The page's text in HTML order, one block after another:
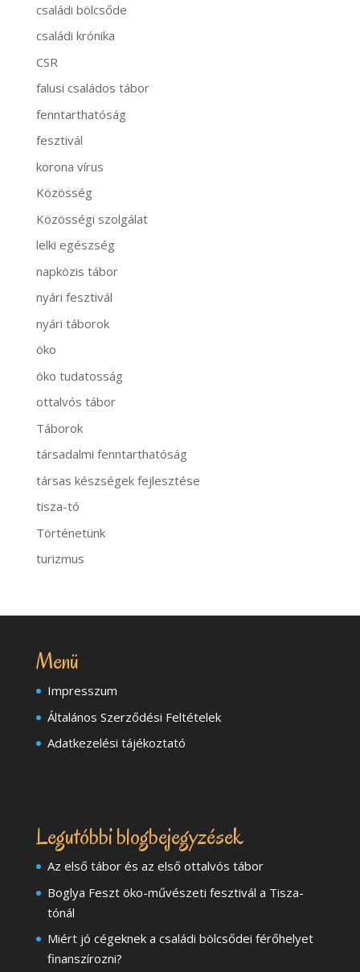
családi bölcsőde
családi krónika
CSR
falusi családos tábor
fenntarthatóság
fesztivál
korona vírus
Közösség
Közösségi szolgálat
lelki egészség
napközis tábor
nyári fesztivál
nyári táborok
öko
öko tudatosság
ottalvós tábor
Táborok
társadalmi fenntarthatóság
társas készségek fejlesztése
tisza-tó
Történetünk
turizmus
Menü
Impresszum
Általános Szerződési Feltételek
Adatkezelési tájékoztató
Legutóbbi blogbejegyzések
Az első tábor és az első ottalvós tábor
Boglya Feszt öko-művészeti fesztivál a Tisza-
tónál
Miért jó cégeknek a családi bölcsődei férőhelyet
finanszírozni?